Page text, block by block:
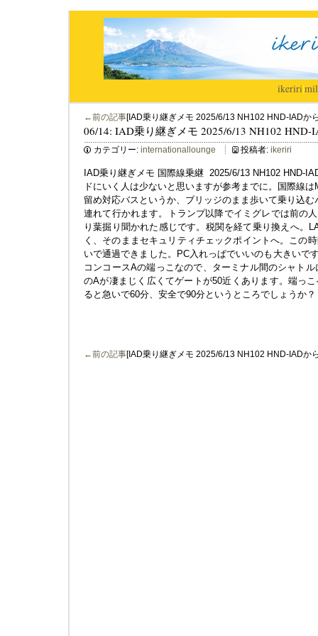
ikeriri|
←前の記事[IAD乗り継ぎメモ 2025/6/13 NH102 HND-IADか
06/14: IAD乗り継ぎメモ 2025/6/13 NH102
カテゴリー: internationallounge 投稿者: ikeriri
IAD乗り継ぎメモ 国際線乗継 2025/6/13 NH102 HND-
ドにいく人は少ないと思いますが参考までに。国際線
留め対応バスというか、ブリッジのまま歩いて乗り込
連れて行かれます。トランプ以降でイミグレでは前の
り葉掘り聞かれた感じです。税関を経て乗り換えへ。
く、そのままセキュリティチェックポイントへ。この
いで通過できました。PC入れっぱでいいのも大きいで
コンコースAの端っこなので、ターミナル間のシャト
のAが凄まじく広くてゲートが50近くあります。端っ
ると急いで60分、安全で90分というところでしょうか？
←前の記事[IAD乗り継ぎメモ 2025/6/13 NH102 HND-IADか